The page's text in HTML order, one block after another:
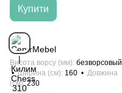
Купити
Висота ворсу (мм) безворсовый
Ширина (см) 160
Довжина
(см) 230